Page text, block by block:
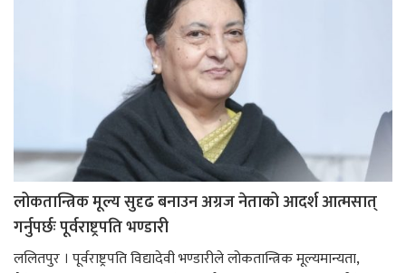
लोकतान्त्रिक मूल्य सुदृढ बनाउन अग्रज नेताको आदर्श आत्मसात्
गर्नुपर्छः पूर्वराष्ट्रपति भण्डारी
ललितपुर । पूर्वराष्ट्रपति विद्यादेवी भण्डारीले लोकतान्त्रिक मूल्यमान्यता,